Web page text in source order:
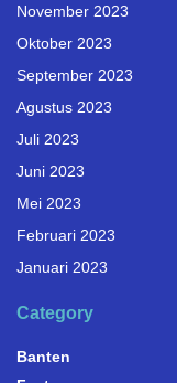
November 2023
Oktober 2023
September 2023
Agustus 2023
Juli 2023
Juni 2023
Mei 2023
Februari 2023
Januari 2023
Category
Banten